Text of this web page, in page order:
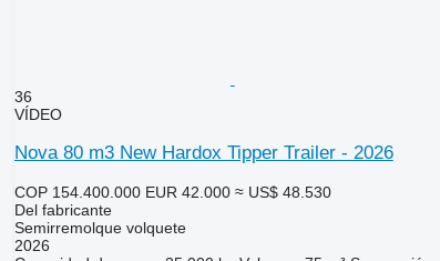
36
VÍDEO
Nova 80 m3 New Hardox Tipper Trailer - 2026
COP 154.400.000 EUR 42.000 ≈ US$ 48.530
Del fabricante
Semirremolque volquete
2026